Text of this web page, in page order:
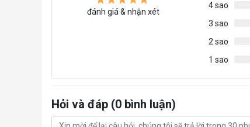
đánh giá & nhận xét
4 sao
3 sao
2 sao
1 sao
Hỏi và đáp (0 bình luận)